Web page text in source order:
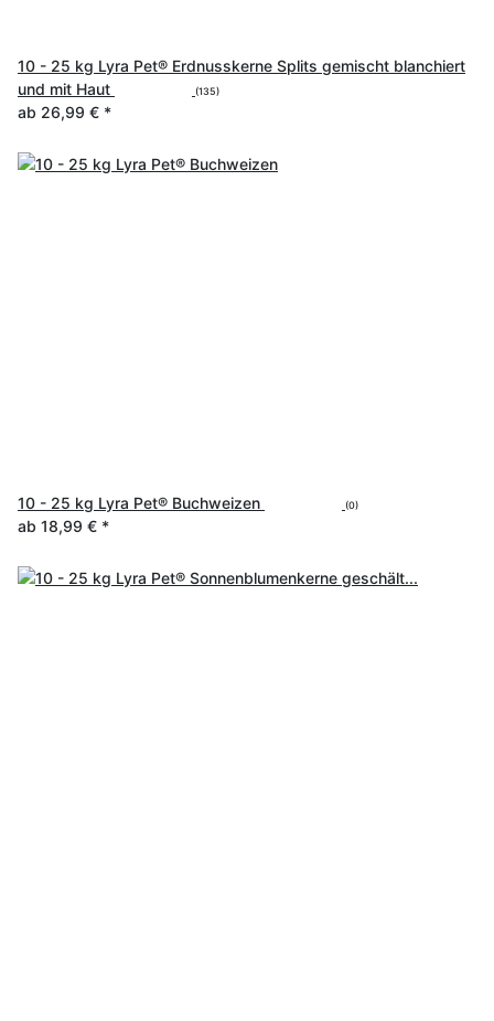
10 - 25 kg Lyra Pet® Erdnusskerne Splits gemischt blanchiert
und mit Haut
(135)
ab 26,99 € *
10 - 25 kg Lyra Pet® Buchweizen (0)
ab 18,99 € *